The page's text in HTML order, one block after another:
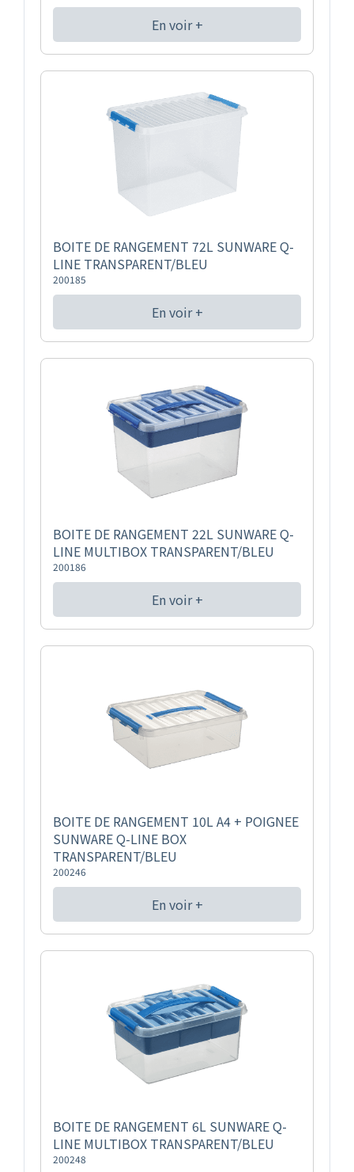
En voir +
BOITE DE RANGEMENT 72L SUNWARE Q-
LINE TRANSPARENT/BLEU
200185
En voir +
BOITE DE RANGEMENT 22L SUNWARE Q-
LINE MULTIBOX TRANSPARENT/BLEU
200186
En voir +
BOITE DE RANGEMENT 10L A4 + POIGNEE
SUNWARE Q-LINE BOX
TRANSPARENT/BLEU
200246
En voir +
BOITE DE RANGEMENT 6L SUNWARE Q-
LINE MULTIBOX TRANSPARENT/BLEU
200248